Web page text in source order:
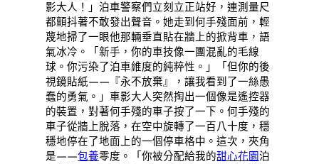
影大人！」泊車警察們立刻立正站好，連測量尺
都顫抖著不敢發出聲音。她走到何手殘面前，輕
蔑地掃了一眼他那輛垂直貼在牆上的掀背車，語
氣冰冷。「新手，你的車技像一團混亂的毛線
球。你污染了泊車維度的純粹性。」「但你的後
視鏡貼紙——『永不放棄』，讓我看到了一絲愚
蠢的勇氣。」車影大人突然掏出一個像是遙控器
的裝置，對著何手殘的車子按了一下。何手殘的
車子從牆上脫落，在空中旋轉了一百八十度，穩
穩地停在了地面上的一個停車格中。這次，夾角
是——包養零度。「你被分配給我的甜心花園泊